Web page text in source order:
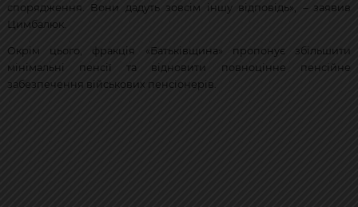
спорядження. Вони дадуть зовсім іншу відповідь», – заявив
Цимбалюк.
Окрім цього, фракція «Батьківщина» пропонує збільшити
мінімальні пенсії та відновити повноцінне пенсійне
забезпечення військових пенсіонерів.